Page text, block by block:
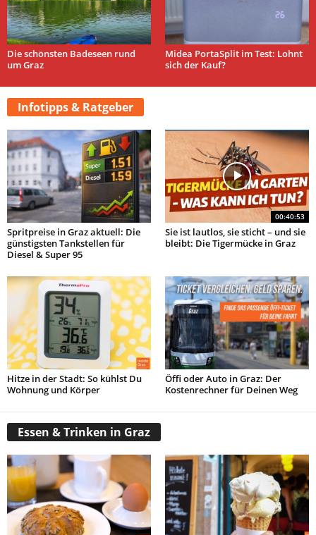
Die schönsten Badeseen rund
um Graz
Midea PortaSplit im Test: Lohnt
sich der Kauf?
Infotipps & Ratgeber
Spritpreise in Graz aktuell: Die
günstigsten Tankstellen für
Diesel & Super 95
00:40:53
Sie ist lautlos, sie sticht – und sie
bleibt: Die Tigermücke in Graz
Hitze in der Stadt: So kühlst Du
Wohnung und Körper
Öffi oder Auto in Graz: Der
Kostenrechner für Deinen Weg
Essen & Trinken in Graz